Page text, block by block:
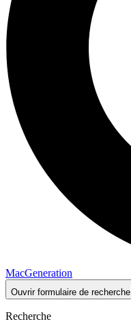
MacGeneration
Ouvrir formulaire de recherche
Recherche